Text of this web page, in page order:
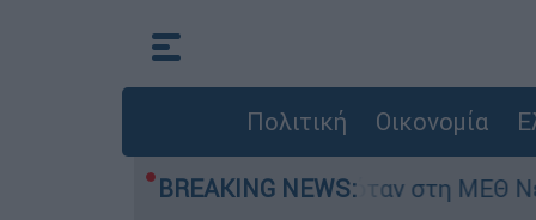
Πολιτική Οικονομία
BREAKING NEWS:
8 ημερών - Νοσηλευόταν στη ΜΕΘ Νεογνών